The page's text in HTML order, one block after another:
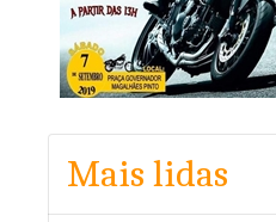
Mais lidas